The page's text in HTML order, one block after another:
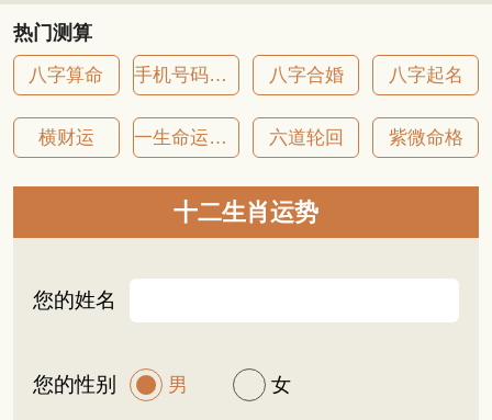
热门测算
八字算命 手机号码吉凶 八字合婚 八字起名
横财运 一生命运详批 六道轮回 紫微命格
十二生肖运势
您的姓名
您的性别 男 女